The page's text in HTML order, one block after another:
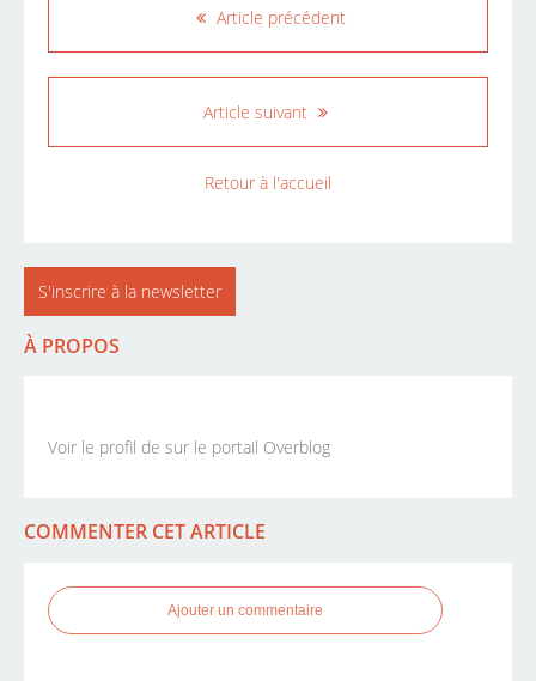
Article précédent
Article suivant
Retour à l'accueil
S'inscrire à la newsletter
À PROPOS
Voir le profil de sur le portail Overblog
COMMENTER CET ARTICLE
Ajouter un commentaire